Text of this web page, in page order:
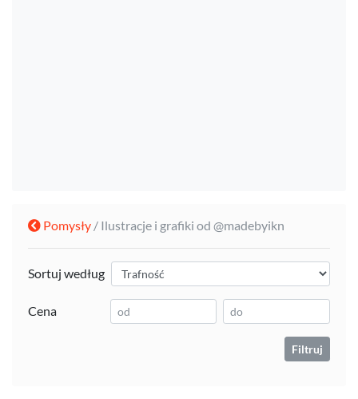
Pomysły / Ilustracje i grafiki od @madebyikn
Sortuj według
Cena
Filtruj